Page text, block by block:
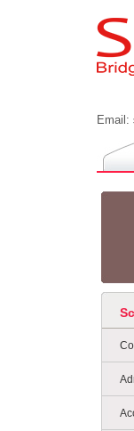
Email: